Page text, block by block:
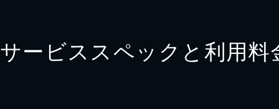
サービススペックと利用料